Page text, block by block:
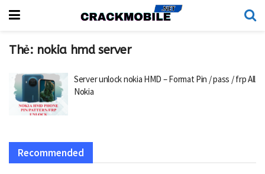
Thẻ: nokia hmd server
Server unlock nokia HMD – Format Pin / pass / frp All
Nokia
Recommended